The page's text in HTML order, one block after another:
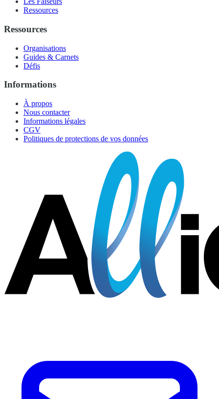
Ressources
Ressources
Organisations
Guides & Carnets
Défis
Informations
À propos
Nous contacter
Informations légales
CGV
Politiques de protections de vos données